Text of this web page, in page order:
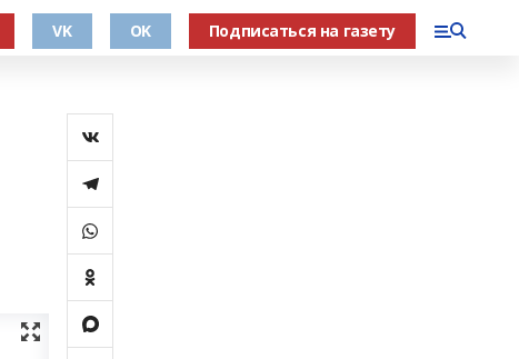
VK OK Подписаться на газету